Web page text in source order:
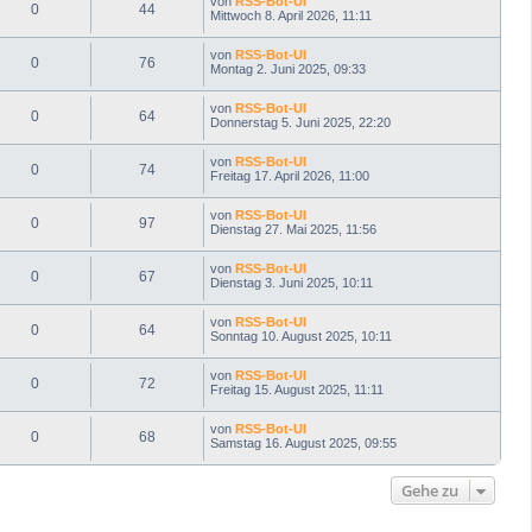
0 44
Mittwoch 8. April 2026, 11:11
0 76 von RSS-Bot-UI
Montag 2. Juni 2025, 09:33
0 64 von RSS-Bot-UI
Donnerstag 5. Juni 2025, 22:20
0 74 von RSS-Bot-UI
Freitag 17. April 2026, 11:00
0 97 von RSS-Bot-UI
Dienstag 27. Mai 2025, 11:56
0 67 von RSS-Bot-UI
Dienstag 3. Juni 2025, 10:11
0 64 von RSS-Bot-UI
Sonntag 10. August 2025, 10:11
0 72 von RSS-Bot-UI
Freitag 15. August 2025, 11:11
0 68 von RSS-Bot-UI
Samstag 16. August 2025, 09:55
Gehe zu